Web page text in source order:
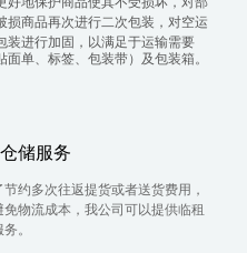
损商品再次进行二次包装，对空运
装进行加固，以满足于运输需要
面单、标签、包装带）及包装箱。
储服务
节约多次往返提货或者送货费用，
免物流成本，我公司可以提供临租
。